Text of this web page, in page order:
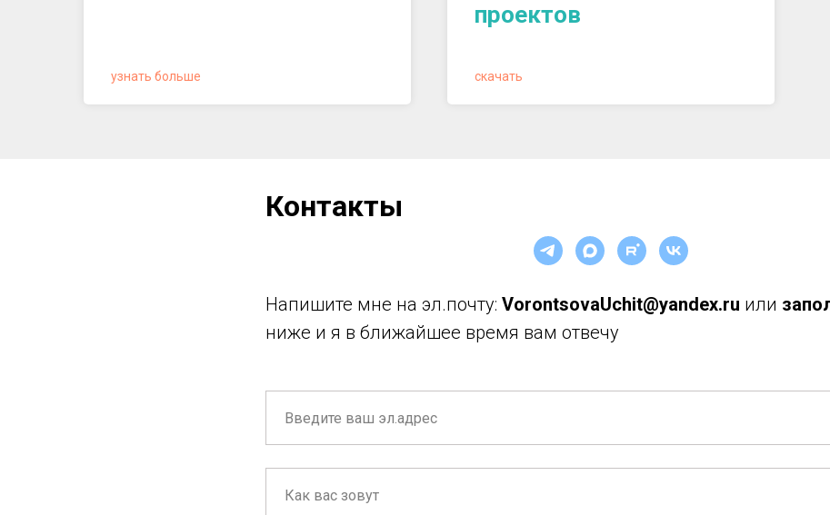
узнать больше
проектов
скачать
Контакты
Напишите мне на эл.почту: VorontsovaUchit@yandex.ru или
ниже и я в ближайшее время вам отвечу